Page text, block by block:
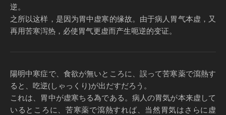
逆。
之所以这样，是因为胃中虚寒的缘故。由于病人胃气本虚，又
再用苦寒泻热，必使胃气更虚而产生呃逆的变证。
陽明中寒症で、食欲が無いところに、誤って苦寒薬で瀉熱す
ると、吃逆(しゃっくり)が出だすだろう。
これは、胃中が虚寒ちる為である。病人の胃気が本来虚して
いるところに、苦寒薬で瀉熱すれば、当然胃気はさらに虚